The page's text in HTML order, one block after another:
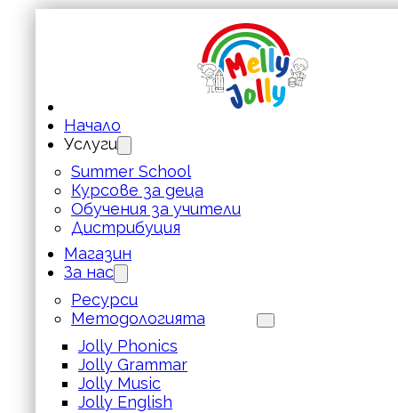
Начало
Услуги
Summer School
Курсове за деца
Обучения за учители
Дистрибуция
Магазин
За нас
Ресурси
Методологията
Jolly Phonics
Jolly Grammar
Jolly Music
Jolly English